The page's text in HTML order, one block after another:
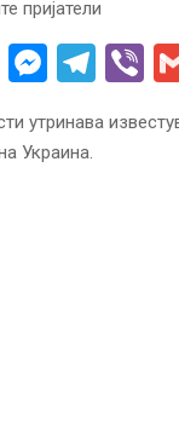
пријатели
WhatsApp
утринава
Украина.